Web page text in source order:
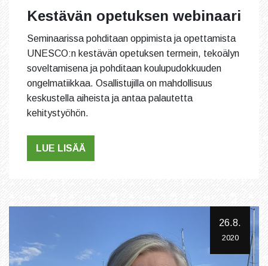
Kestävän opetuksen webinaari
Seminaarissa pohditaan oppimista ja opettamista
UNESCO:n kestävän opetuksen termein, tekoälyn
soveltamisena ja pohditaan koulupudokkuuden
ongelmatiikkaa. Osallistujilla on mahdollisuus
keskustella aiheista ja antaa palautetta
kehitystyöhön.
LUE LISÄÄ
26.8.
2020